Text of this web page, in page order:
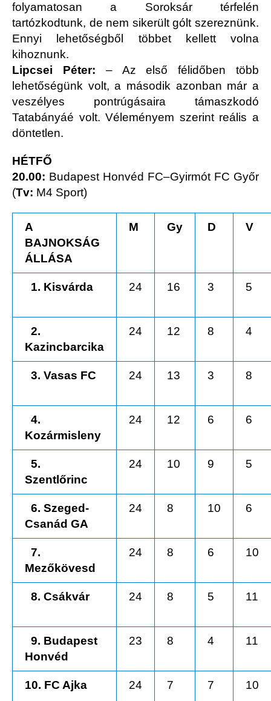
folyamatosan a Soroksár térfelén
tartózkodtunk, de nem sikerült gólt szereznünk.
Ennyi lehetőségből többet kellett volna
kihoznunk.
Lipcsei Péter: – Az első félidőben több
lehetőségünk volt, a második azonban már a
veszélyes pontrúgásaira támaszkodó
Tatabányáé volt. Véleményem szerint reális a
döntetlen.
HÉTFŐ
20.00: Budapest Honvéd FC–Gyirmót FC Győr
(Tv: M4 Sport)
A
BAJNOKSÁG
ÁLLÁSA
M Gy D V
1. Kisvárda 24 16 3 5
2.
Kazincbarcika
24 12 8 4
3. Vasas FC 24 13 3 8
4.
Kozármisleny
24 12 6 6
5.
Szentlőrinc
24 10 9 5
6. Szeged-
Csanád GA
24 8 10 6
7.
Mezőkövesd
24 8 6 10
8. Csákvár 24 8 5 11
9. Budapest
Honvéd
23 8 4 11
10. FC Ajka 24 7 7 10